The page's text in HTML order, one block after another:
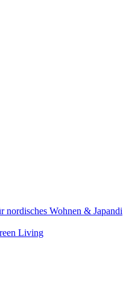
nordisches Wohnen & Japandi
Living